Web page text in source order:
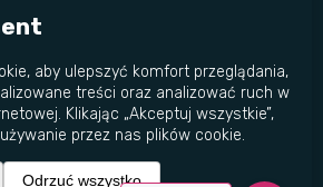
prywatność i przepisy w jednym
23.05.2026
Wizualnej ERKA 2011 - 2026
prawa zastrzeżone